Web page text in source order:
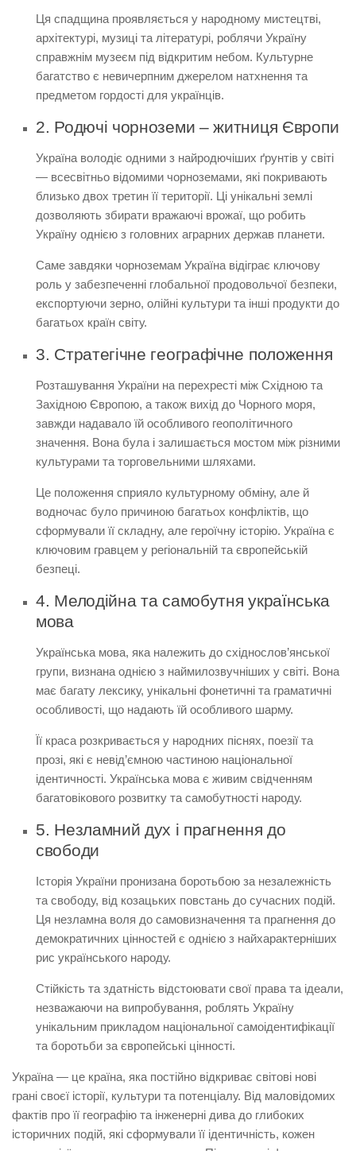
Ця спадщина проявляється у народному мистецтві,
архітектурі, музиці та літературі, роблячи Україну
справжнім музеєм під відкритим небом. Культурне
багатство є невичерпним джерелом натхнення та
предметом гордості для українців.
2. Родючі чорноземи – житниця Європи
Україна володіє одними з найродючіших ґрунтів у світі
— всесвітньо відомими чорноземами, які покривають
близько двох третин її території. Ці унікальні землі
дозволяють збирати вражаючі врожаї, що робить
Україну однією з головних аграрних держав планети.
Саме завдяки чорноземам Україна відіграє ключову
роль у забезпеченні глобальної продовольчої безпеки,
експортуючи зерно, олійні культури та інші продукти до
багатьох країн світу.
3. Стратегічне географічне положення
Розташування України на перехресті між Східною та
Західною Європою, а також вихід до Чорного моря,
завжди надавало їй особливого геополітичного
значення. Вона була і залишається мостом між різними
культурами та торговельними шляхами.
Це положення сприяло культурному обміну, але й
водночас було причиною багатьох конфліктів, що
сформували її складну, але героїчну історію. Україна є
ключовим гравцем у регіональній та європейській
безпеці.
4. Мелодійна та самобутня українська
мова
Українська мова, яка належить до східнослов’янської
групи, визнана однією з наймилозвучніших у світі. Вона
має багату лексику, унікальні фонетичні та граматичні
особливості, що надають їй особливого шарму.
Її краса розкривається у народних піснях, поезії та
прозі, які є невід’ємною частиною національної
ідентичності. Українська мова є живим свідченням
багатовікового розвитку та самобутності народу.
5. Незламний дух і прагнення до
свободи
Історія України пронизана боротьбою за незалежність
та свободу, від козацьких повстань до сучасних подій.
Ця незламна воля до самовизначення та прагнення до
демократичних цінностей є однією з найхарактерніших
рис українського народу.
Стійкість та здатність відстоювати свої права та ідеали,
незважаючи на випробування, роблять Україну
унікальним прикладом національної самоідентифікації
та боротьби за європейські цінності.
Україна — це країна, яка постійно відкриває світові нові
грані своєї історії, культури та потенціалу. Від маловідомих
фактів про її географію та інженерні дива до глибоких
історичних подій, які сформували її ідентичність, кожен